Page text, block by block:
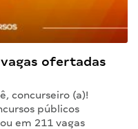
ofertadas
concurseiro (a)!
públicos
em 211 vagas